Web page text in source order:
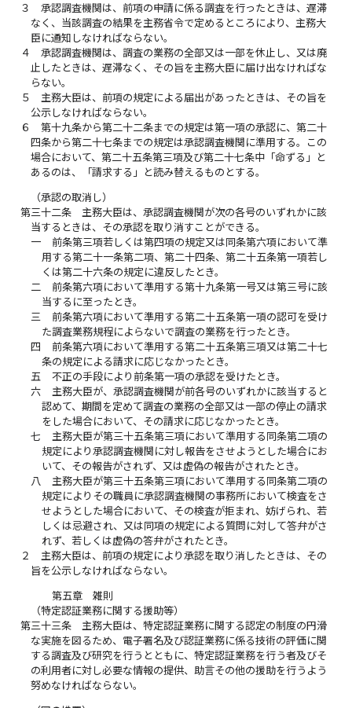
３
承認調査機関は、前項の申請に係る調査を行ったときは、遅滞
なく、当該調査の結果を主務省令で定めるところにより、主務大
臣に通知しなければならない。
４
承認調査機関は、調査の業務の全部又は一部を休止し、又は廃
止したときは、遅滞なく、その旨を主務大臣に届け出なければな
らない。
５
主務大臣は、前項の規定による届出があったときは、その旨を
公示しなければならない。
６
第十九条から第二十二条までの規定は第一項の承認に、第二十
四条から第二十七条までの規定は承認調査機関に準用する。この
場合において、第二十五条第三項及び第二十七条中「命ずる」と
あるのは、「請求する」と読み替えるものとする。
（承認の取消し）
第三十二条
主務大臣は、承認調査機関が次の各号のいずれかに該
当するときは、その承認を取り消すことができる。
一
前条第三項若しくは第四項の規定又は同条第六項において準
用する第二十一条第二項、第二十四条、第二十五条第一項若し
くは第二十六条の規定に違反したとき。
二
前条第六項において準用する第十九条第一号又は第三号に該
当するに至ったとき。
三
前条第六項において準用する第二十五条第一項の認可を受け
た調査業務規程によらないで調査の業務を行ったとき。
四
前条第六項において準用する第二十五条第三項又は第二十七
条の規定による請求に応じなかったとき。
五
不正の手段により前条第一項の承認を受けたとき。
六
主務大臣が、承認調査機関が前各号のいずれかに該当すると
認めて、期間を定めて調査の業務の全部又は一部の停止の請求
をした場合において、その請求に応じなかったとき。
七
主務大臣が第三十五条第三項において準用する同条第二項の
規定により承認調査機関に対し報告をさせようとした場合にお
いて、その報告がされず、又は虚偽の報告がされたとき。
八
主務大臣が第三十五条第三項において準用する同条第二項の
規定によりその職員に承認調査機関の事務所において検査をさ
せようとした場合において、その検査が拒まれ、妨げられ、若
しくは忌避され、又は同項の規定による質問に対して答弁がさ
れず、若しくは虚偽の答弁がされたとき。
２
主務大臣は、前項の規定により承認を取り消したときは、その
旨を公示しなければならない。
第五章 雑則
（特定認証業務に関する援助等）
第三十三条
主務大臣は、特定認証業務に関する認定の制度の円滑
な実施を図るため、電子署名及び認証業務に係る技術の評価に関
する調査及び研究を行うとともに、特定認証業務を行う者及びそ
の利用者に対し必要な情報の提供、助言その他の援助を行うよう
努めなければならない。